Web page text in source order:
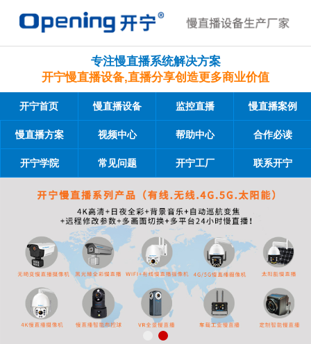
专注慢直播系统解决方案
开宁慢直播设备,直播分享创造更多商业价值
开宁首页 慢直播设备 监控直播 慢直播案例
慢直播方案 视频中心 帮助中心 合作必读
开宁学院 常见问题 开宁工厂 联系开宁